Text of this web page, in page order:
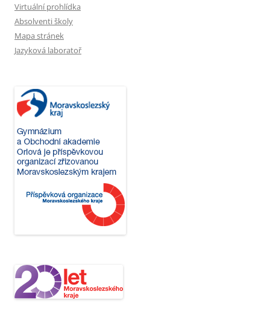
Virtuální prohlídka
Absolventi školy
Mapa stránek
Jazyková laboratoř